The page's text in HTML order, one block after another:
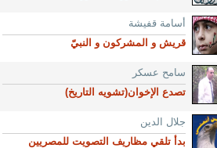
أسامة قفيشة
قريش و المشركون و النبيّ
سامح عسكر
تصدع الإخوان(تشويه التاريخ)
جلال الدين
بدأ تلقي مظاريف التصويت للمصريين